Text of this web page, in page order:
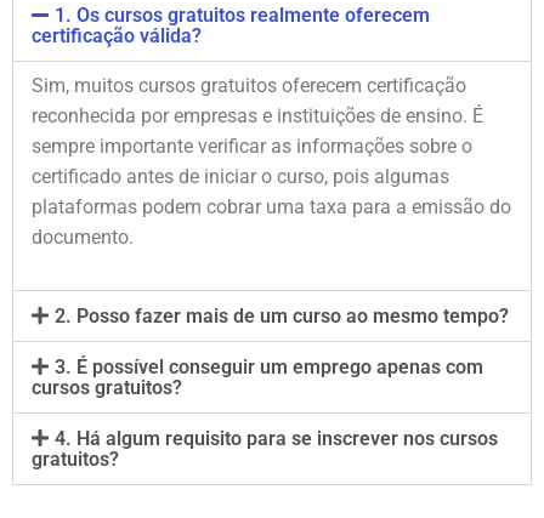
1. Os cursos gratuitos realmente oferecem
certificação válida?
Sim, muitos cursos gratuitos oferecem certificação
reconhecida por empresas e instituições de ensino. É
sempre importante verificar as informações sobre o
certificado antes de iniciar o curso, pois algumas
plataformas podem cobrar uma taxa para a emissão do
documento.
2. Posso fazer mais de um curso ao mesmo tempo?
3. É possível conseguir um emprego apenas com
cursos gratuitos?
4. Há algum requisito para se inscrever nos cursos
gratuitos?